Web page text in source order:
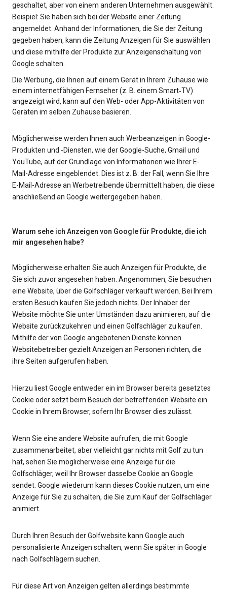
geschaltet, aber von einem anderen Unternehmen ausgewählt.
Beispiel: Sie haben sich bei der Website einer Zeitung
angemeldet. Anhand der Informationen, die Sie der Zeitung
gegeben haben, kann die Zeitung Anzeigen für Sie auswählen
und diese mithilfe der Produkte zur Anzeigenschaltung von
Google schalten.
Die Werbung, die Ihnen auf einem Gerät in Ihrem Zuhause wie
einem internetfähigen Fernseher (z. B. einem Smart‑TV)
angezeigt wird, kann auf den Web- oder App-Aktivitäten von
Geräten im selben Zuhause basieren.
Möglicherweise werden Ihnen auch Werbeanzeigen in Google-
Produkten und -Diensten, wie der Google-Suche, Gmail und
YouTube, auf der Grundlage von Informationen wie Ihrer E-
Mail-Adresse eingeblendet. Dies ist z. B. der Fall, wenn Sie Ihre
E-Mail-Adresse an Werbetreibende übermittelt haben, die diese
anschließend an Google weitergegeben haben.
Warum sehe ich Anzeigen von Google für Produkte, die ich
mir angesehen habe?
Möglicherweise erhalten Sie auch Anzeigen für Produkte, die
Sie sich zuvor angesehen haben. Angenommen, Sie besuchen
eine Website, über die Golfschläger verkauft werden. Bei Ihrem
ersten Besuch kaufen Sie jedoch nichts. Der Inhaber der
Website möchte Sie unter Umständen dazu animieren, auf die
Website zurückzukehren und einen Golfschläger zu kaufen.
Mithilfe der von Google angebotenen Dienste können
Websitebetreiber gezielt Anzeigen an Personen richten, die
ihre Seiten aufgerufen haben.
Hierzu liest Google entweder ein im Browser bereits gesetztes
Cookie oder setzt beim Besuch der betreffenden Website ein
Cookie in Ihrem Browser, sofern Ihr Browser dies zulässt.
Wenn Sie eine andere Website aufrufen, die mit Google
zusammenarbeitet, aber vielleicht gar nichts mit Golf zu tun
hat, sehen Sie möglicherweise eine Anzeige für die
Golfschläger, weil Ihr Browser dasselbe Cookie an Google
sendet. Google wiederum kann dieses Cookie nutzen, um eine
Anzeige für Sie zu schalten, die Sie zum Kauf der Golfschläger
animiert.
Durch Ihren Besuch der Golfwebsite kann Google auch
personalisierte Anzeigen schalten, wenn Sie später in Google
nach Golfschlägern suchen.
Für diese Art von Anzeigen gelten allerdings bestimmte